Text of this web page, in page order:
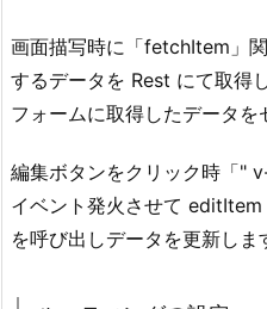
画面描写時に「fetchItem」
するデータを Rest にて取得
フォームに取得したデータを
編集ボタンをクリック時「"
イベント発火させて editItem
を呼び出しデータを更新しま